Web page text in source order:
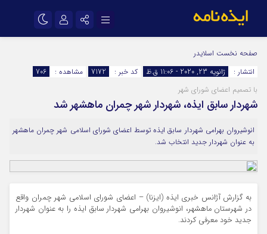
اینستاگرام
سروش
ایتا
آپارات
اپلیکیشن رمز عبور
مرا به خاطر بسپار
صفحه نخست اسلایدر
انتشار :
ژانویه 23, 2020 - 11:06 ق.ظ کد خبر : 7172 مشاهده :
706
با تصمیم اعضای شورای شهر
شهردار سابق ایذه، شهردار شهر چمران ماهشهر شد
انوشیروان بهرامی شهردار سابق ایذه توسط اعضای شورای اسلامی شهر چمران ماهشهر
به عنوان شهردار جدید انتخاب شد.
به گزارش آژانس خبری ایذه (ایزنا) – اعضای شورای اسلامی شهر چمران واقع
در شهرستان ماهشهر، انوشیروان بهرامی شهردار سابق ایذه را به عنوان شهردار
جدید خود معرفی کردند.